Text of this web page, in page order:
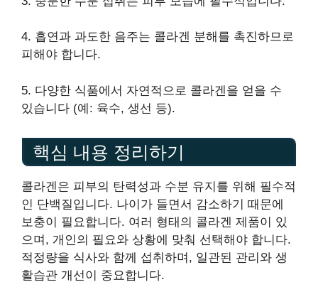
4. 흡연과 과도한 음주는 콜라겐 분해를 촉진하므로
피해야 합니다.
5. 다양한 식품에서 자연적으로 콜라겐을 얻을 수
있습니다 (예: 육수, 생선 등).
핵심 내용 정리하기
콜라겐은 피부의 탄력성과 수분 유지를 위해 필수적
인 단백질입니다. 나이가 들면서 감소하기 때문에
보충이 필요합니다. 여러 형태의 콜라겐 제품이 있
으며, 개인의 필요와 상황에 맞춰 선택해야 합니다.
적정량을 식사와 함께 섭취하며, 일관된 관리와 생
활습관 개선이 중요합니다.